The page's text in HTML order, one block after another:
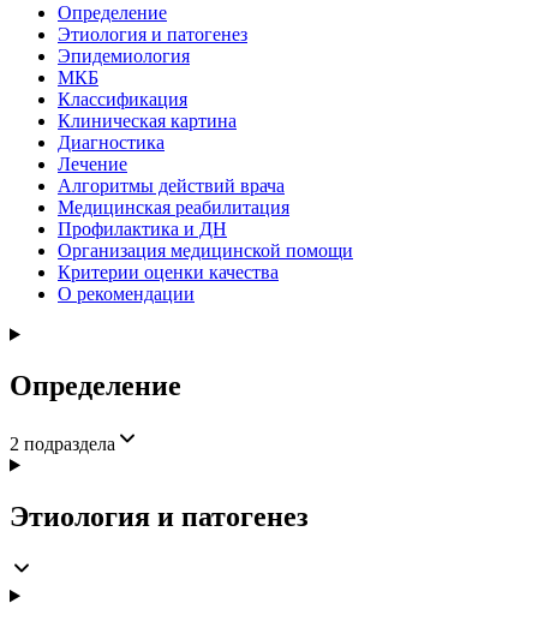
Определение
Этиология и патогенез
Эпидемиология
МКБ
Классификация
Клиническая картина
Диагностика
Лечение
Алгоритмы действий врача
Медицинская реабилитация
Профилактика и ДН
Организация медицинской помощи
Критерии оценки качества
О рекомендации
Определение
2 подраздела
Этиология и патогенез